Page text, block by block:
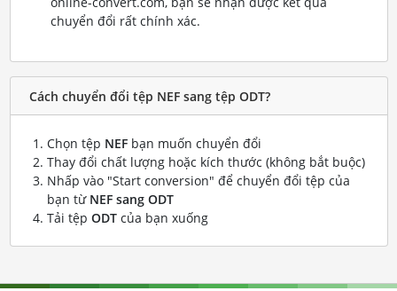
chuyển đổi rất chính xác.
Cách chuyển đổi tệp NEF sang tệp ODT?
Chọn tệp NEFbạn muốn chuyển đổi
Thay đổi chất lượng hoặc kích thước (không bắt buộc)
Nhấp vào "Start conversion" để chuyển đổi tệp của
bạn từ NEF sang ODT
Tải tệp ODTcủa bạn xuống